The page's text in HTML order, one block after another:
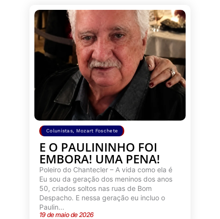
Colunistas, Mozart Foschete
E O PAULININHO FOI
EMBORA! UMA PENA!
Poleiro do Chantecler – A vida como ela é
Eu sou da geração dos meninos dos anos
50, criados soltos nas ruas de Bom
Despacho. E nessa geração eu incluo o
Paulin...
19 de maio de 2026